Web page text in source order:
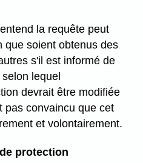
la requête peut
que soient obtenus des
s'il est informé de
lequel
devrait être modifiée
pas convaincu que cet
et volontairement.
protection